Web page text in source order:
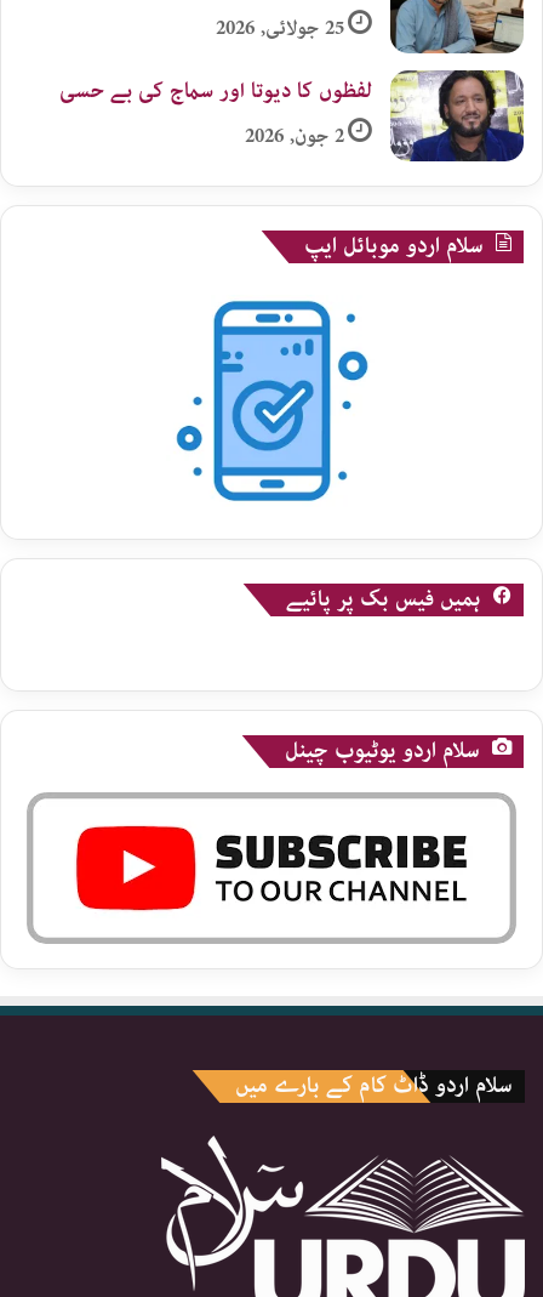
25 جولائی, 2026
لفظوں کا دیوتا اور سماج کی بے حسی
2 جون, 2026
سلام اردو موبائل ایپ
ہمیں فیس بک پر پائیے
سلام اردو یوٹیوب چینل
سلام اردو ڈاٹ کام کے بارے میں